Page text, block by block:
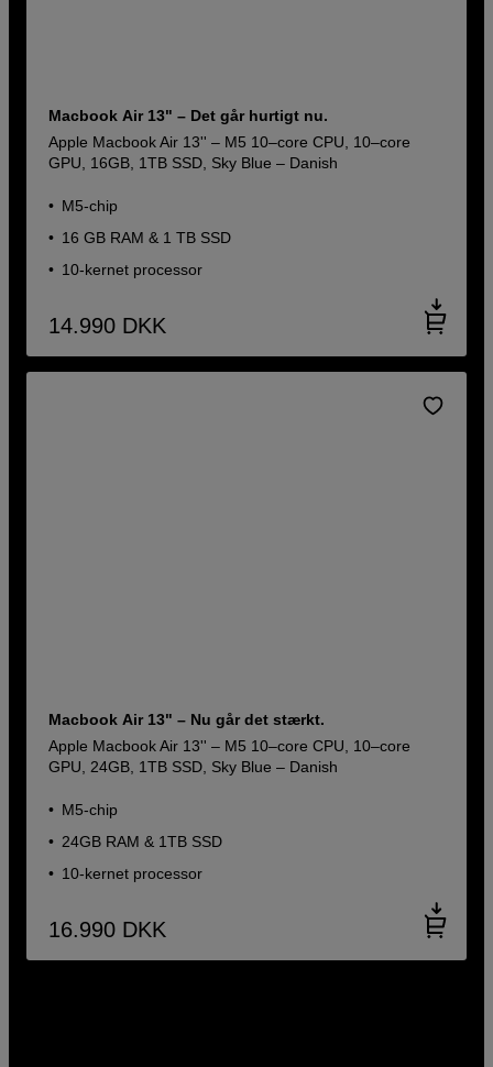
Macbook Air 13" – Det går hurtigt nu.
Apple Macbook Air 13'' – M5 10–core CPU, 10–core
GPU, 16GB, 1TB SSD, Sky Blue – Danish
M5-chip
16 GB RAM & 1 TB SSD
10-kernet processor
14.990 DKK
Macbook Air 13" – Nu går det stærkt.
Apple Macbook Air 13'' – M5 10–core CPU, 10–core
GPU, 24GB, 1TB SSD, Sky Blue – Danish
M5-chip
24GB RAM & 1TB SSD
10-kernet processor
16.990 DKK